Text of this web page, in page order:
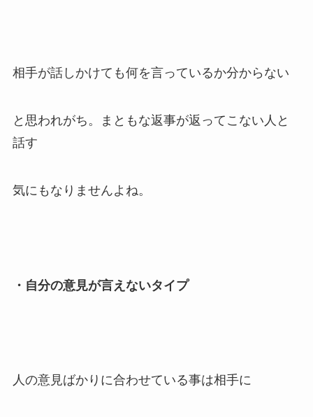
相手が話しかけても何を言っているか分からない
と思われがち。まともな返事が返ってこない人と
話す
気にもなりませんよね。
・自分の意見が言えないタイプ
人の意見ばかりに合わせている事は相手に